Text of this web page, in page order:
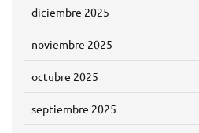
diciembre 2025
noviembre 2025
octubre 2025
septiembre 2025